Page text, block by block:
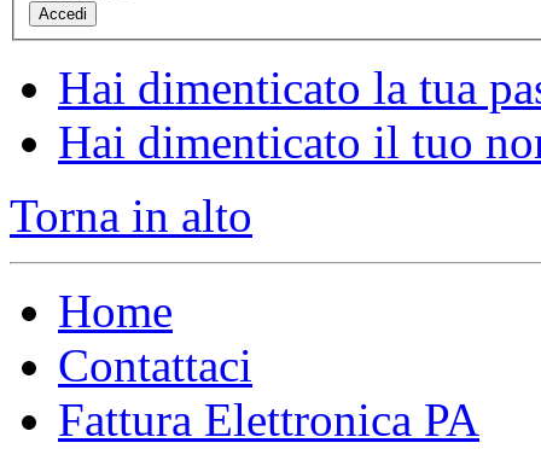
Accedi
Hai dimenticato la tua
Hai dimenticato il tuo
Torna in alto
Home
Contattaci
Fattura Elettronica PA